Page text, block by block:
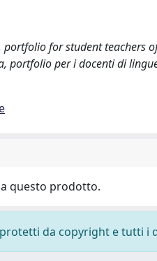
portfolio for student teachers
portfolio per i docenti di
questo prodotto.
da copyright e tutti i